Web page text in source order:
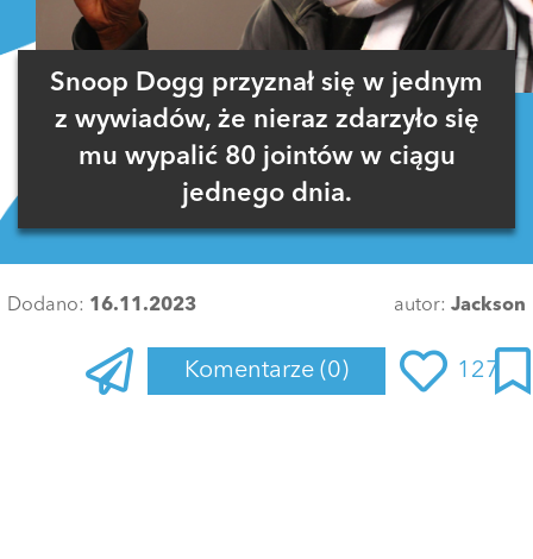
Snoop Dogg przyznał się w jednym
z wywiadów, że nieraz zdarzyło się
mu wypalić 80 jointów w ciągu
jednego dnia.
Dodano: 16.11.2023 autor: Jackson
Komentarze (0) 127